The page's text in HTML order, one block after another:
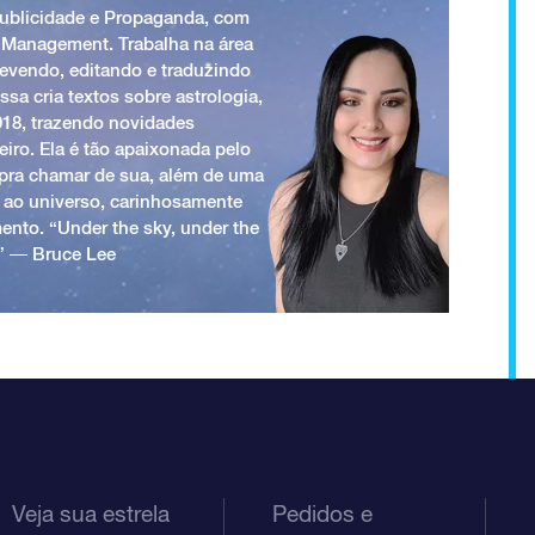
e Propaganda, com
Trabalha na área
editando e traduzindo
cria textos sobre astrologia,
trazendo novidades
Ela é tão apaixonada pelo
chamar de sua, além de uma
universo, carinhosamente
“Under the sky, under the
― Bruce Lee
Veja sua estrela
Pedidos e